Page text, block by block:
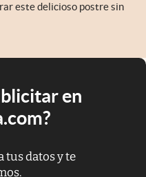
este delicioso postre sin
en
tus datos y te